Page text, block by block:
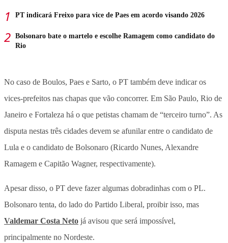
PT indicará Freixo para vice de Paes em acordo visando 2026
Bolsonaro bate o martelo e escolhe Ramagem como candidato do
Rio
No caso de Boulos, Paes e Sarto, o PT também deve indicar os
vices-prefeitos nas chapas que vão concorrer. Em São Paulo, Rio de
Janeiro e Fortaleza há o que petistas chamam de “terceiro turno”. As
disputa nestas três cidades devem se afunilar entre o candidato de
Lula e o candidato de Bolsonaro (Ricardo Nunes, Alexandre
Ramagem e Capitão Wagner, respectivamente).
Apesar disso, o PT deve fazer algumas dobradinhas com o PL.
Bolsonaro tenta, do lado do Partido Liberal, proibir isso, mas
Valdemar Costa Neto já avisou que será impossível,
principalmente no Nordeste.